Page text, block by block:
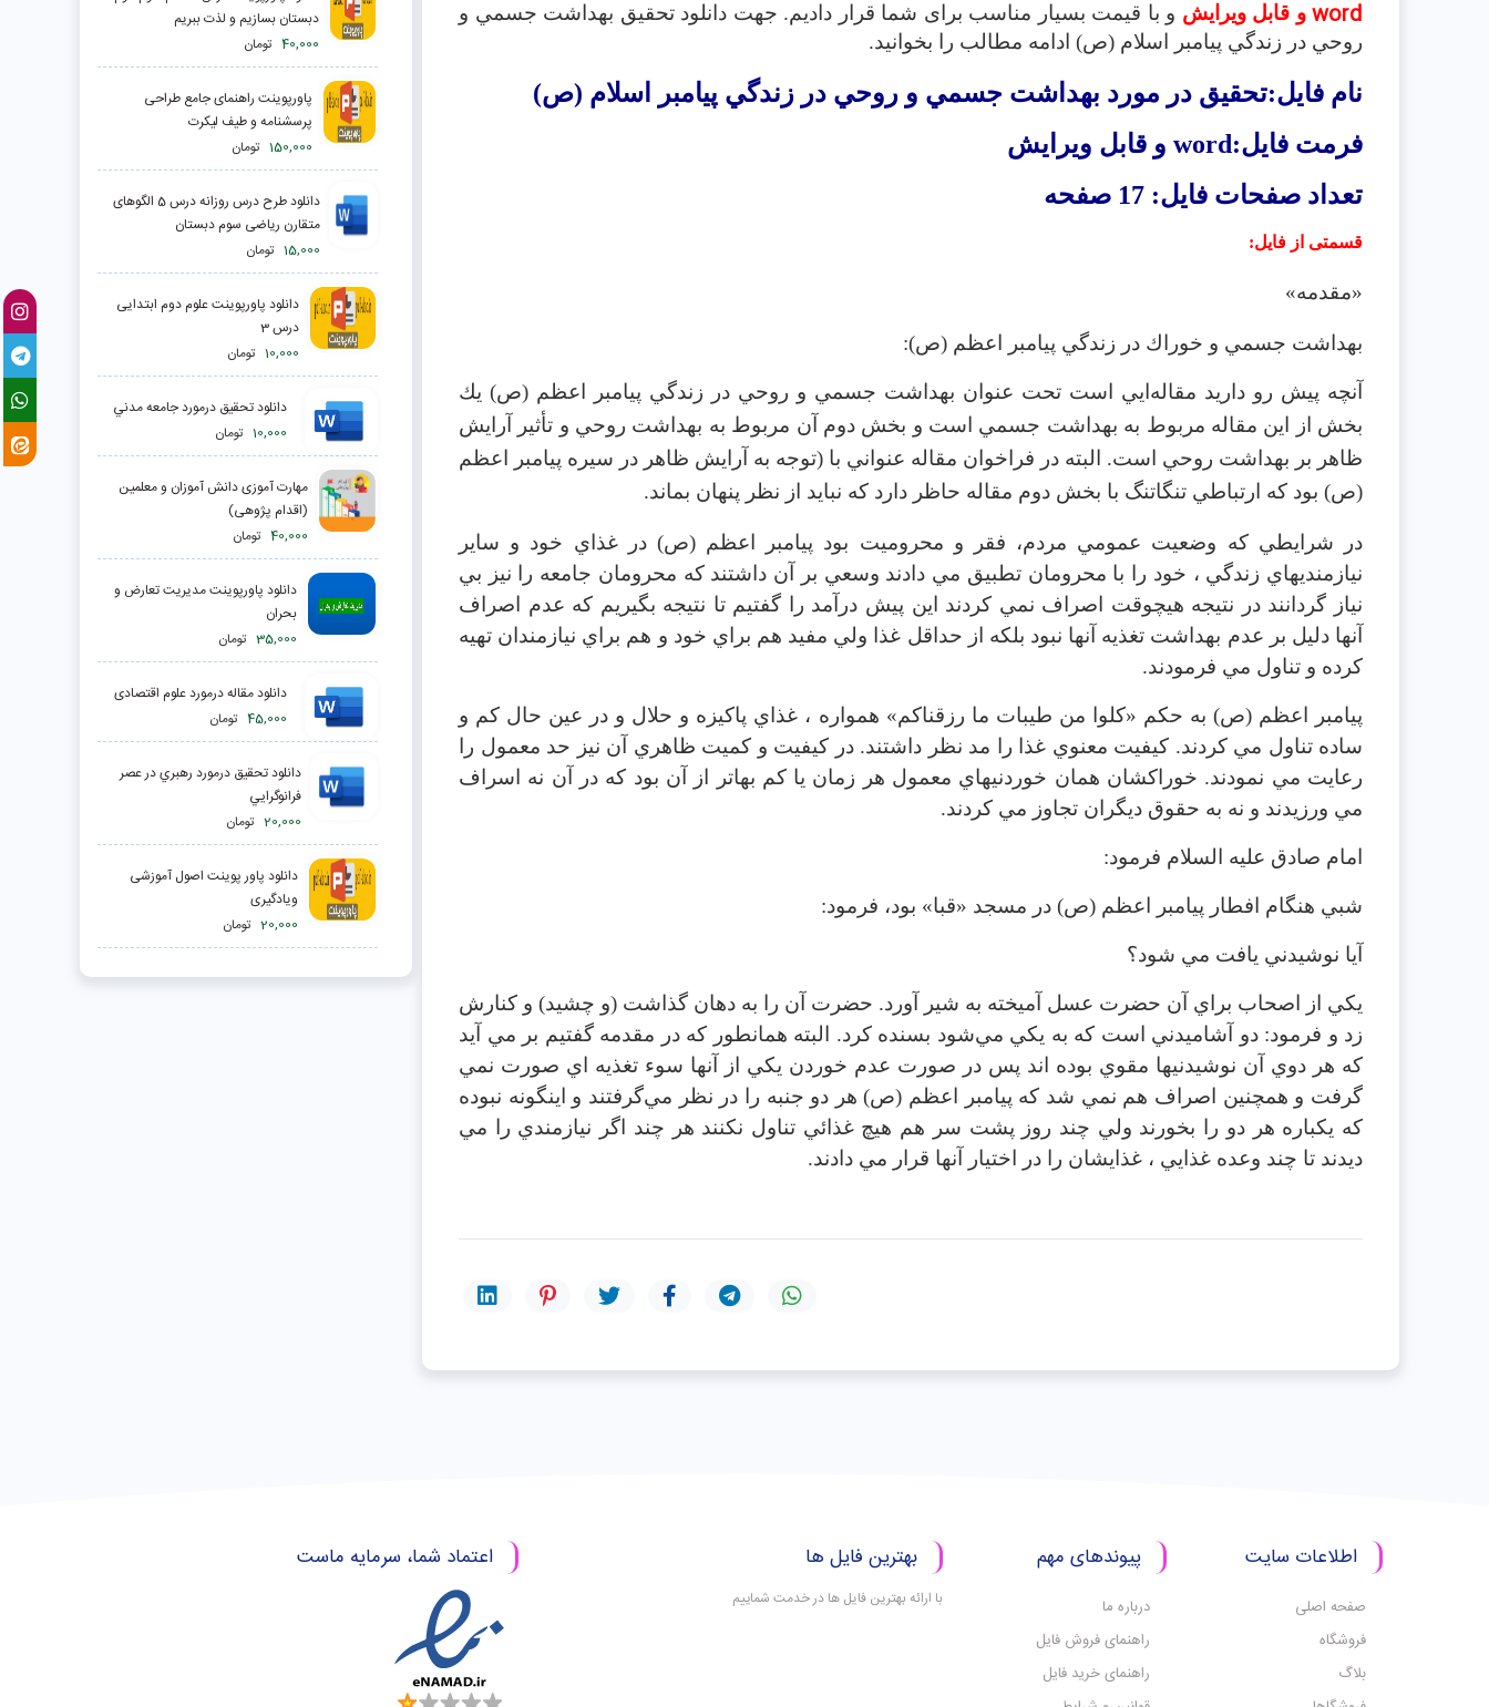
دبستان بسازیم و لذت ببریم
40,000 تومان
پاورپوینت راهنمای جامع طراحی
پرسشنامه و طیف لیکرت
150,000 تومان
دانلود طرح درس روزانه درس 5 الگوهای
متقارن ریاضی سوم دبستان
15,000 تومان
دانلود پاورپوینت علوم دوم ابتدایی
درس 3
10,000 تومان
دانلود تحقیق درمورد جامعه مدني
10,000 تومان
مهارت آموزی دانش آموزان و معلمین
(اقدام پژوهی)
40,000 تومان
دانلود پاورپوینت مدیریت تعارض و
بحران
35,000 تومان
دانلود مقاله درمورد علوم اقتصادی
45,000 تومان
دانلود تحقیق درمورد رهبري در عصر
فرانوگرايي
20,000 تومان
دانلود پاور پوینت اصول آموزشی
ویادگیری
20,000 تومان
word و قابل ویرایش و با قیمت بسیار مناسب برای شما قرار دادیم. جهت دانلود تحقیق بهداشت جسمي و
روحي در زندگي پيامبر اسلام (ص) ادامه مطالب را بخوانید.
نام فایل:تحقیق در مورد بهداشت جسمي و روحي در زندگي پيامبر اسلام (ص)
فرمت فایل:word و قابل ویرایش
تعداد صفحات فایل: 17 صفحه
قسمتی از فایل:
«مقدمه»
بهداشت جسمي و خوراك در زندگي پيامبر اعظم (ص):
آنچه پيش رو داريد مقاله‌ايي است تحت عنوان بهداشت جسمي و روحي در زندگي پيامبر اعظم (ص) يك
بخش از اين مقاله مربوط به بهداشت جسمي است و بخش دوم آن مربوط به بهداشت روحي و تأثير آرايش
ظاهر بر بهداشت روحي است. البته در فراخوان مقاله عنواني با (توجه به آرايش ظاهر در سيره پيامبر اعظم
(ص) بود كه ارتباطي تنگاتنگ با بخش دوم مقاله حاظر دارد كه نبايد از نظر پنهان بماند.
در شرايطي كه وضعيت عمومي مردم، فقر و محروميت بود پيامبر اعظم (ص) در غذاي خود و ساير
نيازمنديهاي زندگي ، خود را با محرومان تطبيق مي دادند وسعي بر آن داشتند كه محرومان جامعه را نيز بي
نياز گردانند در نتيجه هيچوقت اصراف نمي كردند اين پيش درآمد را گفتيم تا نتيجه بگيريم كه عدم اصراف
آنها دليل بر عدم بهداشت تغذيه آنها نبود بلكه از حداقل غذا ولي مفيد هم براي خود و هم براي نيازمندان تهيه
كرده و تناول مي فرمودند.
پيامبر اعظم (ص) به حكم «كلوا من طيبات ما رزقناكم» همواره ، غذاي پاكيزه و حلال و در عين حال كم و
ساده تناول مي كردند. كيفيت معنوي غذا را مد نظر داشتند. در كيفيت و كميت ظاهري آن نيز حد معمول را
رعايت مي نمودند. خوراكشان همان خوردنيهاي معمول هر زمان يا كم بهاتر از آن بود كه در آن نه اسراف
مي ورزيدند و نه به حقوق ديگران تجاوز مي كردند.
امام صادق عليه السلام فرمود:
شبي هنگام افطار پيامبر اعظم (ص) در مسجد «قبا» بود، فرمود:
آيا نوشيدني يافت مي شود؟
يكي از اصحاب براي آن حضرت عسل آميخته به شير آورد. حضرت آن را به دهان گذاشت (و چشيد) و كنارش
زد و فرمود: دو آشاميدني است كه به يكي مي‌شود بسنده كرد. البته همانطور كه در مقدمه گفتيم بر مي آيد
كه هر دوي آن نوشيدنيها مقوي بوده اند پس در صورت عدم خوردن يكي از آنها سوء تغذيه اي صورت نمي
گرفت و همچنين اصراف هم نمي شد كه پيامبر اعظم (ص) هر دو جنبه را در نظر مي‌گرفتند و اينگونه نبوده
كه يكباره هر دو را بخورند ولي چند روز پشت سر هم هيچ غذائي تناول نكنند هر چند اگر نيازمندي را مي
ديدند تا چند وعده غذايي ، غذايشان را در اختيار آنها قرار مي دادند.
اطلاعات سایت
صفحه اصلی
فروشگاه
بلاگ
پیوندهای مهم
درباره ما
راهنمای فروش فایل
راهنمای خرید فایل
بهترین فایل ها
با ارائه بهترین فایل ها در خدمت شماییم
اعتماد شما، سرمایه ماست